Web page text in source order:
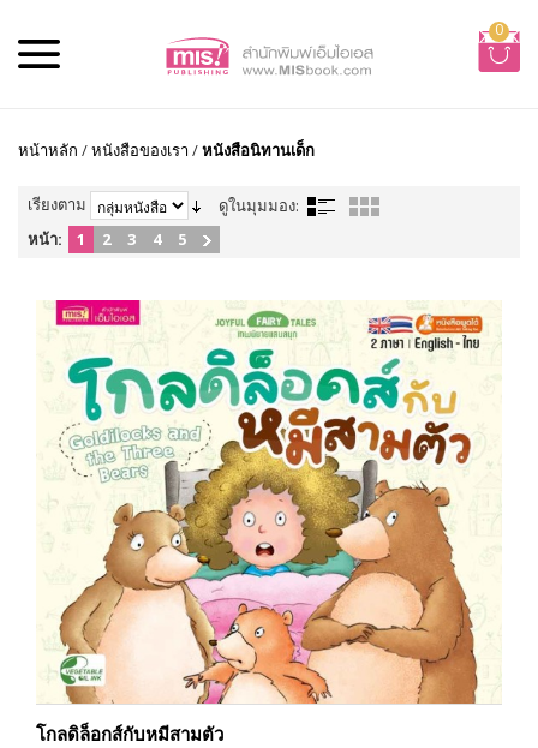
0
หน้าหลัก /หนังสือของเรา /หนังสือนิทานเด็ก
เรียงตาม
ดูในมุมมอง:
หน้า:
1 2 3 4 5
โกลดิล็อกส์กับหมีสามตัว